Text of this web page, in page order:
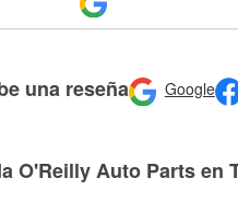
una reseña Google
O'Reilly Auto Parts en